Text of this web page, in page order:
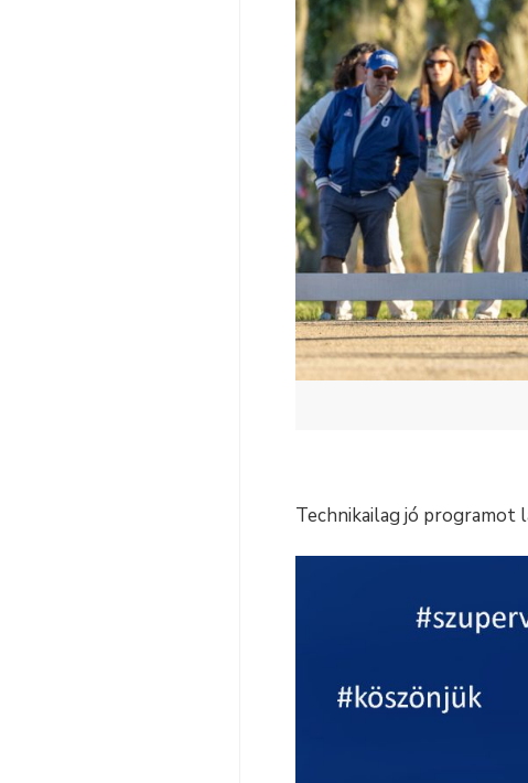
Technikailag jó programot